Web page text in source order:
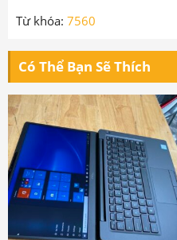
Từ khóa: 7560
Có Thể Bạn Sẽ Thích